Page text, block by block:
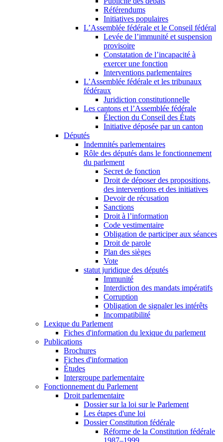
Référendums
Initiatives populaires
L’Assemblée fédérale et le Conseil fédéral
Levée de l’immunité et suspension
provisoire
Constatation de l’incapacité à
exercer une fonction
Interventions parlementaires
L’Assemblée fédérale et les tribunaux
fédéraux
Juridiction constitutionnelle
Les cantons et l’Assemblée fédérale
Élection du Conseil des États
Initiative déposée par un canton
Députés
Indemnités parlementaires
Rôle des députés dans le fonctionnement
du parlement
Secret de fonction
Droit de déposer des propositions,
des interventions et des initiatives
Devoir de récusation
Sanctions
Droit à l’information
Code vestimentaire
Obligation de participer aux séances
Droit de parole
Plan des sièges
Vote
statut juridique des députés
Immunité
Interdiction des mandats impératifs
Corruption
Obligation de signaler les intérêts
Incompatibilité
Lexique du Parlement
Fiches d'information du lexique du parlement
Publications
Brochures
Fiches d'information
Études
Intergroupe parlementaire
Fonctionnement du Parlement
Droit parlementaire
Dossier sur la loi sur le Parlement
Les étapes d'une loi
Dossier Constitution fédérale
Réforme de la Constitution fédérale